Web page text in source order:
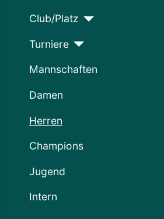
Club/Platz
Turniere
Mannschaften
Damen
Herren
Champions
Jugend
Intern